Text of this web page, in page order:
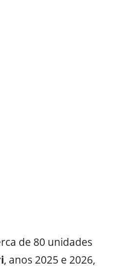
de 80 unidades
, anos 2025 e 2026,